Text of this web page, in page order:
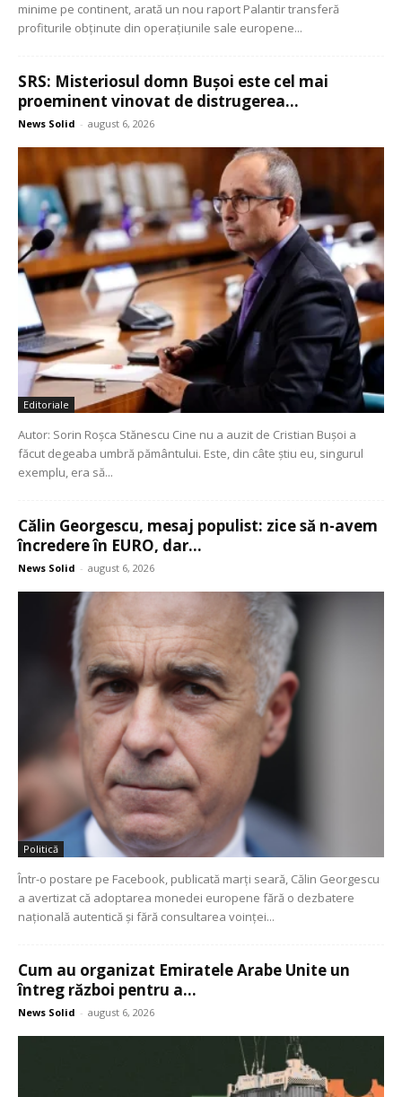
minime pe continent, arată un nou raport Palantir transferă
profiturile obținute din operațiunile sale europene...
SRS: Misteriosul domn Bușoi este cel mai
proeminent vinovat de distrugerea...
News Solid - august 6, 2026
Editoriale
Autor: Sorin Roșca Stănescu Cine nu a auzit de Cristian Bușoi a
făcut degeaba umbră pământului. Este, din câte știu eu, singurul
exemplu, era să...
Călin Georgescu, mesaj populist: zice să n-avem
încredere în EURO, dar...
News Solid - august 6, 2026
Politică
Într-o postare pe Facebook, publicată marți seară, Călin Georgescu
a avertizat că adoptarea monedei europene fără o dezbatere
națională autentică și fără consultarea voinței...
Cum au organizat Emiratele Arabe Unite un
întreg război pentru a...
News Solid - august 6, 2026